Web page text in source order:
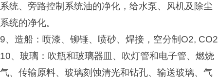
系统、旁路控制系统油的净化，给水泵、风机及除尘
系统的净化。
9、造船：喷漆、铆锤、喷砂、焊接，空分制O2, CO2
10、玻璃：吹瓶和玻璃器皿、吹灯管和电子管、燃烧
气、传输原料、玻璃刻蚀清光和钻孔、输送玻璃、气